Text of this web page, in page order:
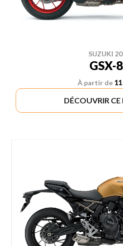
SUZUKI
GSX-
À partir de
DÉCOUVRIR